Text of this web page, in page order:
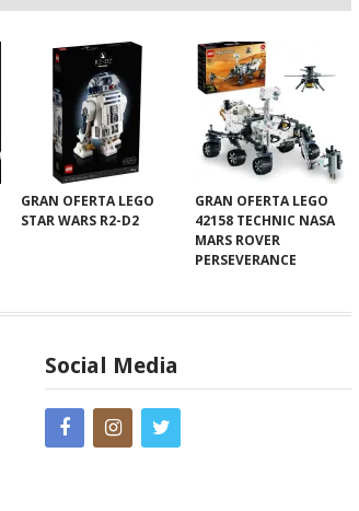
GRAN OFERTA LEGO
STAR WARS R2-D2
GRAN OFERTA LEGO
42158 TECHNIC NASA
MARS ROVER
PERSEVERANCE
Social Media